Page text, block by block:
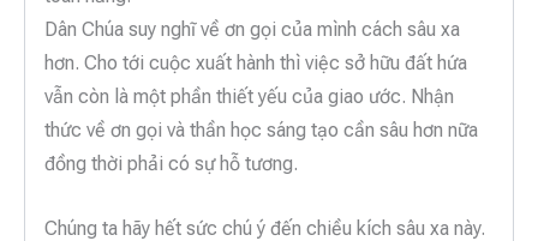
Dân Chúa suy nghĩ về ơn gọi của mình cách sâu xa
hơn. Cho tới cuộc xuất hành thì việc sở hữu đất hứa
vẫn còn là một phần thiết yếu của giao ước. Nhận
thức về ơn gọi và thần học sáng tạo cần sâu hơn nữa
đồng thời phải có sự hỗ tương.
Chúng ta hãy hết sức chú ý đến chiều kích sâu xa này.